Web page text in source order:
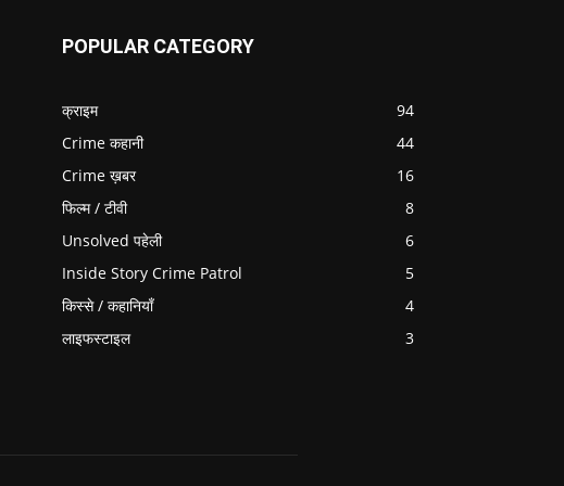
POPULAR CATEGORY
क्राइम
94
Crime कहानी
44
Crime ख़बर
16
फिल्म / टीवी
8
Unsolved पहेली
6
Inside Story Crime Patrol
5
किस्से / कहानियाँ
4
लाइफस्टाइल
3